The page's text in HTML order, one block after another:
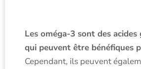
Les oméga-3 sont des acides
qui peuvent être bénéfiques
Cependant, ils peuvent